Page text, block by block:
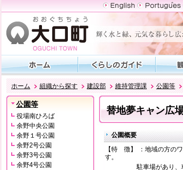
ホーム 組織から探す 建設部 維持管理課 公園等
公園等
役場南ひろば
余野中央公園
余野１号公園
余野2号公園
余野3号公園
余野4号公園
替地夢キャン広
公園概要
【特 徴】 ：地域の方の
す。
駐車場があり、車で来